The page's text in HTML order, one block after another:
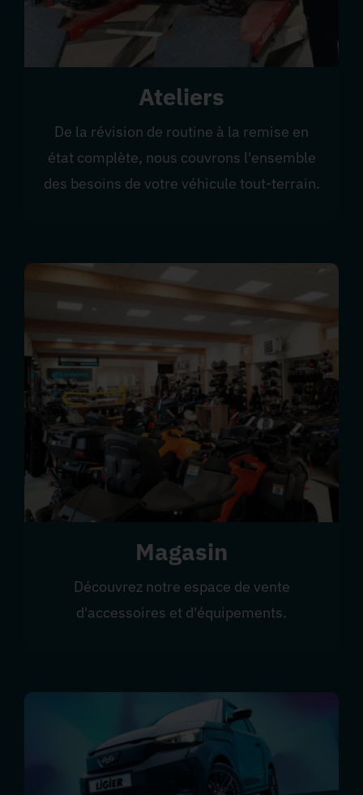
Ateliers
De la révision de routine à la remise en
état complète, nous couvrons l'ensemble
des besoins de votre véhicule tout-terrain.
Magasin
Découvrez notre espace de vente
d'accessoires et d'équipements.